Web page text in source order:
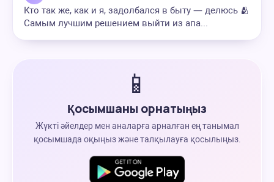
Кто так же, как и я, задолбался в быту — делюсь 🫂
Самым лучшим решением выйти из апа...
📱
Қосымшаны орнатыңыз
Жүкті әйелдер мен аналарға арналған ең танымал
қосымшада оқыңыз және талқылауға қосылыңыз.